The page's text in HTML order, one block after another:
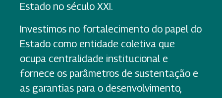
Estado no século XXI.
Investimos no fortalecimento do papel do
Estado como entidade coletiva que
ocupa centralidade institucional e
fornece os parâmetros de sustentação e
as garantias para o desenvolvimento,